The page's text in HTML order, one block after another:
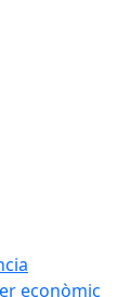
econòmic